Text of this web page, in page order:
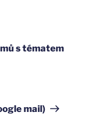
s tématem
mail)